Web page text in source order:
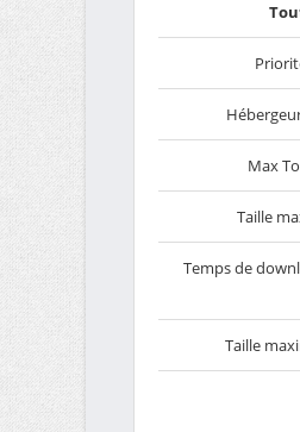
Max
Taille
Temps de
Taille